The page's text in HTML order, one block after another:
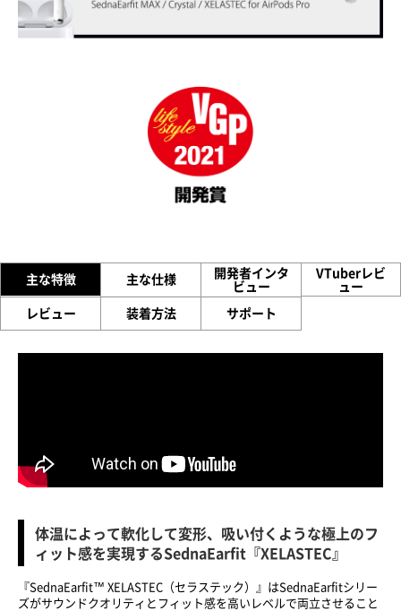
主な特徴 主な仕様
開発者インタ
ビュー
VTuberレビ
ュー
レビュー 装着方法 サポート
体温によって軟化して変形、吸い付くような極上のフ
ィット感を実現するSednaEarfit『XELASTEC』
『SednaEarfit™ XELASTEC（セラステック）』はSednaEarfitシリー
ズがサウンドクオリティとフィット感を高いレベルで両立させること